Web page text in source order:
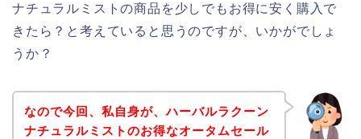
ナチュラルミストの商品を少しでもお得に安く購入で
きたら？と考えていると思うのですが、いかがでしょ
うか？
なので今回、私自身が、ハーバルラクーン
ナチュラルミストのお得なオータムセール